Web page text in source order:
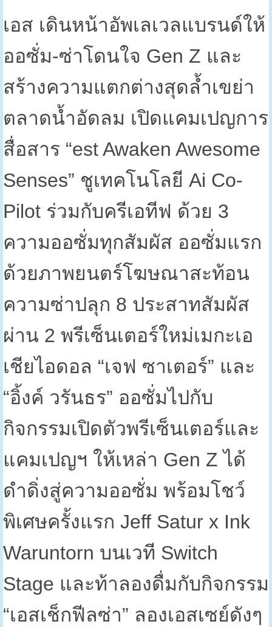
เอส เดินหน้าอัพเลเวลแบรนด์ให้
ออซั่ม-ซ่าโดนใจ Gen Z และ
สร้างความแตกต่างสุดล้ำเขย่า
ตลาดน้ำอัดลม เปิดแคมเปญการ
สื่อสาร “est Awaken Awesome
Senses” ชูเทคโนโลยี Ai Co-
Pilot ร่วมกับครีเอทีฟ ด้วย 3
ความออซั่มทุกสัมผัส ออซั่มแรก
ด้วยภาพยนตร์โฆษณาสะท้อน
ความซ่าปลุก 8 ประสาทสัมผัส
ผ่าน 2 พรีเซ็นเตอร์ใหม่เมกะเอ
เชียไอดอล “เจฟ ซาเตอร์” และ
“อิ้งค์ วรันธร” ออซั่มไปกับ
กิจกรรมเปิดตัวพรีเซ็นเตอร์และ
แคมเปญฯ ให้เหล่า Gen Zได้
ดำดิ่งสู่ความออซั่ม พร้อมโชว์
พิเศษครั้งแรก Jeff Satur x Ink
Waruntorn บนเวที Switch
Stage และท้าลองดื่มกับกิจกรรม
“เอสเช็กฟีลซ่า” ลองเอสเซย์ดังๆ